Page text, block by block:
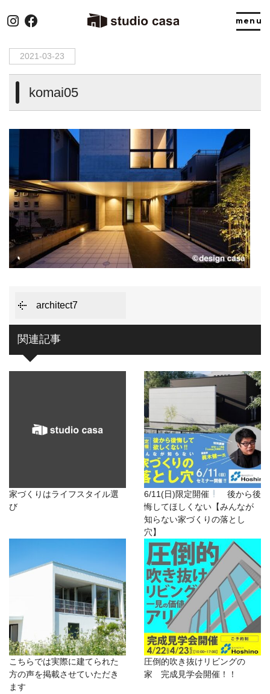
HOME komai05
2021-03-23
komai05
architect7
関連記事
家づくりはライフスタイル選
び
6/11(日)限定開催
後から後
悔してほしくない【みんなが
知らない家づくりの落とし
穴】
こちらでは実際に建てられた
方の声を掲載させていただき
ます
圧倒的吹き抜けリビングの
家 完成見学会開催！！